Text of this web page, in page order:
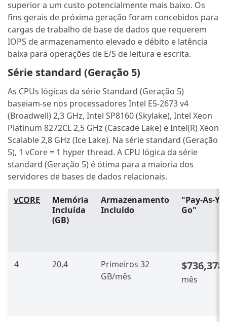
superior a um custo potencialmente mais baixo. Os
fins gerais de próxima geração foram concebidos para
cargas de trabalho de base de dados que requerem
IOPS de armazenamento elevado e débito e latência
baixa para operações de E/S de leitura e escrita.
Série standard (Geração 5)
As CPUs lógicas da série Standard (Geração 5)
baseiam-se nos processadores Intel E5-2673 v4
(Broadwell) 2,3 GHz, Intel SP8160 (Skylake), Intel Xeon
Platinum 8272CL 2,5 GHz (Cascade Lake) e Intel(R) Xeon
Scalable 2,8 GHz (Ice Lake). Na série standard (Geração
5), 1 vCore = 1 hyper thread. A CPU lógica da série
standard (Geração 5) é ótima para a maioria dos
servidores de bases de dados relacionais.
vCORE
Memória
Incluída
(GB)
Armazenamento
Incluído
"Pay-As-
Go"
4 20,4
Primeiros 32
GB/mês
$736,378
mês